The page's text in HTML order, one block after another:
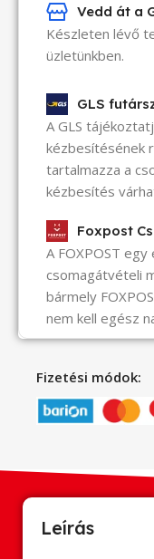
Vedd át a
Készleten lévő
üzletünkben.
GLS
A GLS
kézbesítésének
tartalmazza a
kézbesítés
Foxpost
A FOXPOST
csomagátvételi
bármely
nem kell egész
Fizetési módok:
Leírás